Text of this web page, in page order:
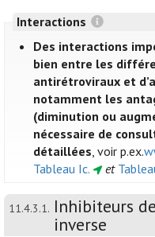
Interactions
Des interactions
bien entre les
antirétroviraux et
notamment les
(diminution ou
nécessaire de
détaillées, voir p.ex.
Tableau Ic.
et
11.4.3.1. Inhibiteurs
inverse